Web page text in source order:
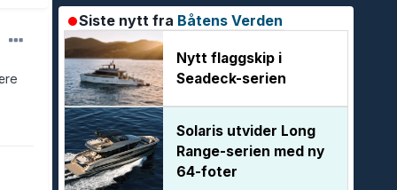
Siste nytt fra Båtens Verden
Nytt flaggskip i
Seadeck-serien
Solaris utvider Long
Range-serien med ny
64-foter